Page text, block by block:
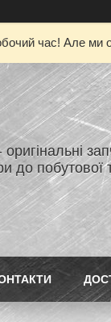
час! Але ми
до побутової